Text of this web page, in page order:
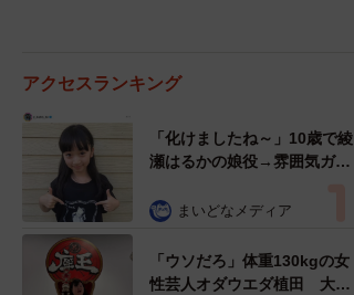
アクセスランキング
「化けましたね～」10歳で綾
瀬はるかの娘役→雰囲気ガラ
雰囲気が」「宝塚に入れそ
まいどなメディア
「ウソだろ」体重130kgの女
性芸人オダウエダ植田 大学